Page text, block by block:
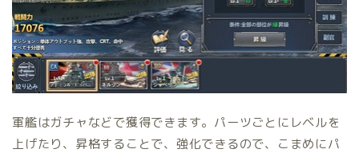
軍艦はガチャなどで獲得できます。パーツごとにレベルを
上げたり、昇格することで、強化できるので、こまめにパ